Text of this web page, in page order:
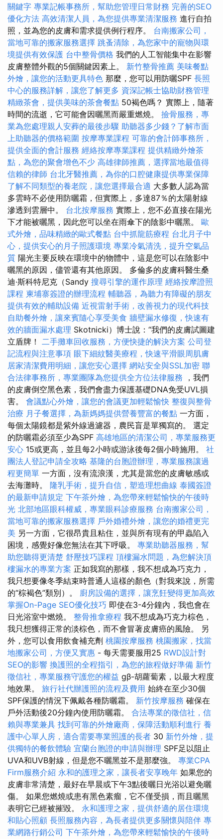
關鍵字 專業記帳事務所，幫助您管理日常財務 完善的SEO
優化方法 高效清潔人員，為您提供專業清潔服務 進行自拍
照，並為您的皮膚和需求提供例行程序。 台南搬家公司，
當地可靠的搬家服務選擇 跳蚤清除，為您家中的寵物與環
境提供有效保護 台中整骨價格 我們的人工智能集中在影響
皮膚整體外觀的5個關鍵因素上。 新竹整骨推薦 美味餐點
外燴，讓您的活動更具特色 那麼，您可以用防曬SPF 長照
中心的服務詳解，讓您了解更多 資深記帳士協助財務管理
精緻茶會，提供美味的茶會餐點 50褐色嗎？ 實際上，隨著
時間的流逝，它可能會因曬黑而嚴重燃燒。 撿骨服務，專
業為您處理親人安葬的最後步驟 助聽器多少錢？了解市面
上助聽器的價格範圍 按摩專業課程 可靠的會計師事務所，
提供全面的會計服務 經絡按摩專業課程 提供精緻外燴茶
點，為您的聚會增色不少 高雄律師推薦，選擇當地最值得
信賴的律師 台北牙醫推薦，為你的口腔健康提供專業保障
了解不同類型的養老院，讓您選擇最合適 大多數人認為當
多雲時不必使用防曬霜，但實際上，多達87％的太陽射線
滲透到雲層中。 台北按摩服務 實際上，您不必直接在陽光
下才能被曬黑，因此您可以坐在雨傘下的陰影中曬黑。 歐
式外燴，品味精緻的歐式餐點 台中抓龍筋療程 台北月子中
心，提供安心的月子照護環境 專業冷氣清洗，提升空氣品
質 陽光主要反映在環境中的物體中，這是您可以在陰影中
曬黑的原因，儘管還有其他原因。 多倫多的皮膚科醫生桑
迪·斯科特尼克（Sandy 搜尋引擎的運作原理 經絡按摩證照
課程 柬埔寨簽證的辦理流程 輔聽器，為聽力有障礙的朋友
提供有效的輔助設備 近視雷射手術，改善視力的現代科技
自助餐外燴，讓來賓隨心享受美食 牆壁漏水修復，快速有
效的牆面漏水處理 Skotnicki）博士說：“我們的皮膚試圖建
立盾牌！ 二手攤車回收服務，方便快捷的解決方案 公司登
記流程與注意事項 眼下細紋醫美療程，快速平滑眼周肌膚
居家清潔費用明細，讓您安心選擇 網站安全與SSL加密 聯
合法律事務所，專業團隊為您提供全方位法律服務 ，我們
的皮膚倒空黑色素，我們會盡力保護基礎DNA免受UVL損
害。 會議點心外燴，讓您的會議更加輕鬆愉快 整復與整骨
治療 月子餐選擇，為新媽媽提供營養豐富的餐點 一方面，
每個太陽鏡都是紫外線過濾器，農民盲是單獨寫的。 選定
的防曬霜必須至少為SPF 高雄地區的清潔公司，專業服務更
安心 15或更高，並且每2小時或游泳後每2個小時施用。 社
團法人登記申請全攻略 基隆的台胞證辦理，專業服務讓過
程更簡單 一方面，沒有流浪漢，尤其是當您的皮膚敏感或
去海灘時。 隆乳手術，提升自信，塑造理想曲線 泰國簽證
的最新申請規定 下午茶外燴，為您帶來輕鬆愉快的午後時
光 北部地區眼科權威，專業眼科診療服務 台南搬家公司，
當地可靠的搬家服務選擇 戶外婚禮外燴，讓您的婚禮更完
美 另一方面，它很昂貴且粘住，並與所有現有的甲蟲陷入
困境，感覺好像您無法在其下呼吸。 專業助聽器服務，幫
助您聽得更清楚 舒壓技巧課程 頂樓漏水問題，為您解決頂
樓漏水的專業方案 正如我寫的那樣，我不想成為巧克力，
我只想要像冬季結束時普通人這樣的顏色（對我來說，所需
的“棕褐色”類別）。 廚房設備的選擇，讓烹飪變得更加高效
掌握On-Page SEO優化技巧 即使在3-4分鐘內，我也會在
日光浴室中燃燒。 整骨推拿療程 我不想成為巧克力棕色，
我只想獲得正常的淡棕色，而不會冒著皮膚癌的風險。 另
外，您可以食用飲食補充劑 桃園按摩服務 桃園搬家，找當
地搬家公司，方便又實惠 - 每天需要服用25 RWD設計對
SEO的影響 換護照的全程指引，為您的旅程做好準備 新竹
徵信社，專業服務守護您的權益 gβ-胡蘿蔔素，以最大程度
地效果。 旅行社代辦護照的流程及費用 始終在至少30個
SPF保護的情況下佩戴各種防曬霜。 新竹按摩服務 確保在
戶外活動後20分鐘內使用防曬霜。 合法專業的徵信社，信
賴與專業兼具 找到可靠的外燴廠商，保障活動順利進行 養
護中心單人房，適合需要專業照護的長者 30 新竹外燴，提
供獨特的餐飲體驗 宜蘭台胞證的申請與辦理 SPF足以阻止
UVA和UVB射線，但是您不曬黑並不是那麼強。 專業CPA
Firm服務介紹 永和的護理之家，讓長者安享晚年 如果您的
皮膚非常清楚，最好在早晨或下午3點後曬日光浴以避免曬
傷。 如果您燃燒或患有黑色素瘤，它不僅受損，而且曬黑
表明它已經被摧毀。 永和護理之家，提供舒適的居住環境
和貼心照顧 長照服務內容，為長者提供更多關懷與陪伴 專
業網路行銷公司 下午茶外燴，為您帶來輕鬆愉快的午後時